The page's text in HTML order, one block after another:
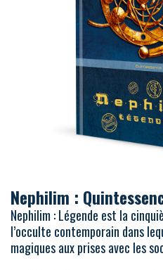
Nephilim :
Nephilim : Légende est la
l’occulte contemporain dans
magiques aux prises avec les